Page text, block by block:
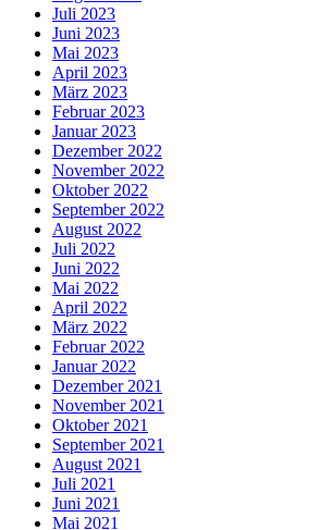
Juli 2023
Juni 2023
Mai 2023
April 2023
März 2023
Februar 2023
Januar 2023
Dezember 2022
November 2022
Oktober 2022
September 2022
August 2022
Juli 2022
Juni 2022
Mai 2022
April 2022
März 2022
Februar 2022
Januar 2022
Dezember 2021
November 2021
Oktober 2021
September 2021
August 2021
Juli 2021
Juni 2021
Mai 2021